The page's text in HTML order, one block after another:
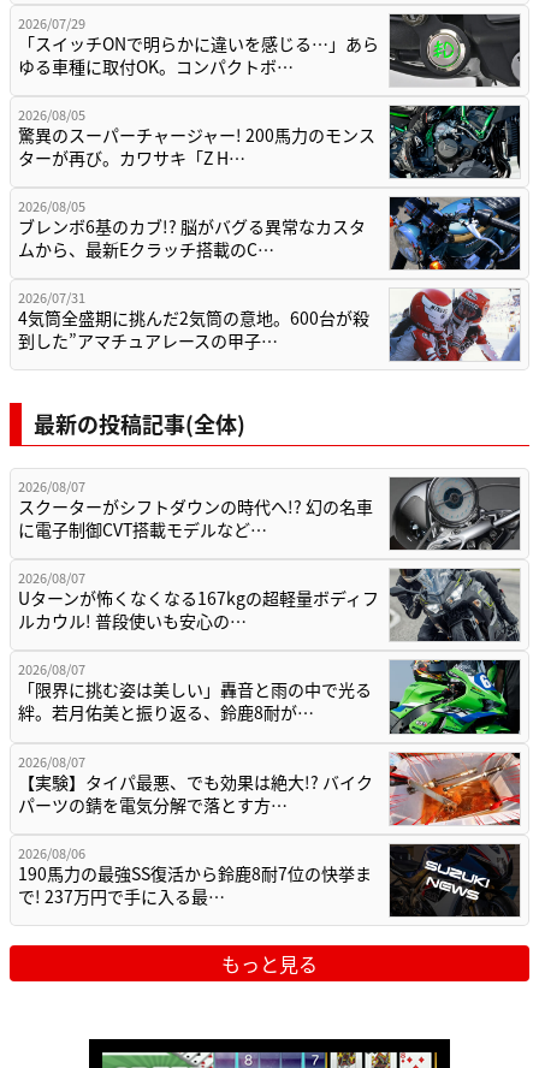
2026/07/29
「スイッチONで明らかに違いを感じる…」あら
ゆる車種に取付OK。コンパクトボ…
2026/08/05
驚異のスーパーチャージャー! 200馬力のモンス
ターが再び。カワサキ「Z H…
2026/08/05
ブレンボ6基のカブ!? 脳がバグる異常なカスタ
ムから、最新Eクラッチ搭載のC…
2026/07/31
4気筒全盛期に挑んだ2気筒の意地。600台が殺
到した”アマチュアレースの甲子…
最新の投稿記事(全体)
2026/08/07
スクーターがシフトダウンの時代へ!? 幻の名車
に電子制御CVT搭載モデルなど…
2026/08/07
Uターンが怖くなくなる167kgの超軽量ボディフ
ルカウル! 普段使いも安心の…
2026/08/07
「限界に挑む姿は美しい」轟音と雨の中で光る
絆。若月佑美と振り返る、鈴鹿8耐が…
2026/08/07
【実験】タイパ最悪、でも効果は絶大!? バイク
パーツの錆を電気分解で落とす方…
2026/08/06
190馬力の最強SS復活から鈴鹿8耐7位の快挙ま
で! 237万円で手に入る最…
もっと見る